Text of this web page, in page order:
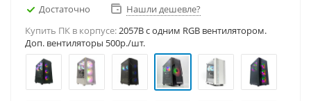
Достаточно
Нашли дешевле?
Купить ПК в корпусе:2057B c одним RGB вентилятором.
Доп. вентиляторы 500р./шт.